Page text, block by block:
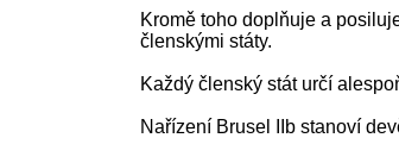
Kromě toho doplňuje a
členskými státy.
Každý členský stát určí
Nařízení Brusel IIb stanoví